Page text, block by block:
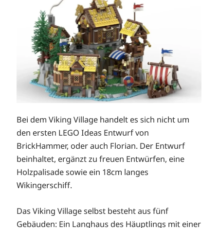
Bei dem Viking Village handelt es sich nicht um
den ersten LEGO Ideas Entwurf von
BrickHammer, oder auch Florian. Der Entwurf
beinhaltet, ergänzt zu freuen Entwürfen, eine
Holzpalisade sowie ein 18cm langes
Wikingerschiff.
Das Viking Village selbst besteht aus fünf
Gebäuden: Ein Langhaus des Häuptlings mit einer